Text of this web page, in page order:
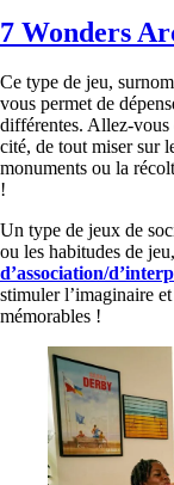
7 Wonders
Ce type de jeu,
vous permet de
différentes. Allez-vous
cité, de tout miser sur
monuments ou la
!
Un type de jeux de
ou les habitudes de
d’association/
stimuler l’imaginaire
mémorables !